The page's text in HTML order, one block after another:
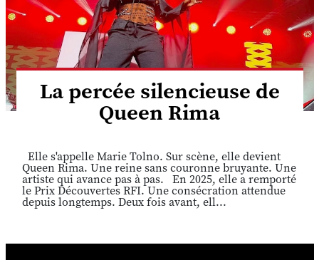
La percée silencieuse de
Queen Rima
Elle s'appelle Marie Tolno. Sur scène, elle devient
Queen Rima. Une reine sans couronne bruyante. Une
artiste qui avance pas à pas. En 2025, elle a remporté
le Prix Découvertes RFI. Une consécration attendue
depuis longtemps. Deux fois avant, ell...